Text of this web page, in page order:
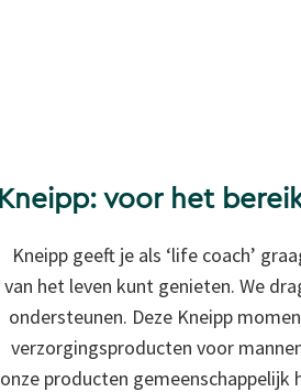
Kneipp: voor het
Kneipp geeft je als ‘life coach’
van het leven kunt genieten. We
ondersteunen. Deze Kneipp
verzorgingsproducten voor
onze producten gemeenschappelijk